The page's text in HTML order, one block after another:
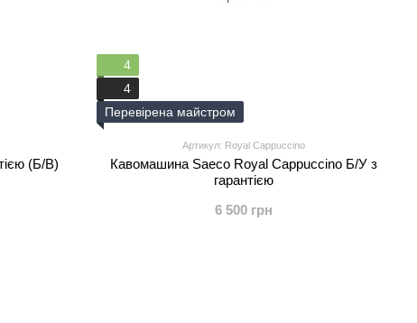
(Б/В)
4
4
Перевірена майстром
Артикул: Royal Cappuccino
Кавомашина Saeco Royal Cappuccino Б/У з
гарантією
6 500 грн